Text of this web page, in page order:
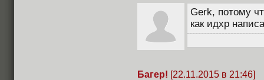
Gerk, потому
как идхр
Багер! [22.11.2015 в 21:46]